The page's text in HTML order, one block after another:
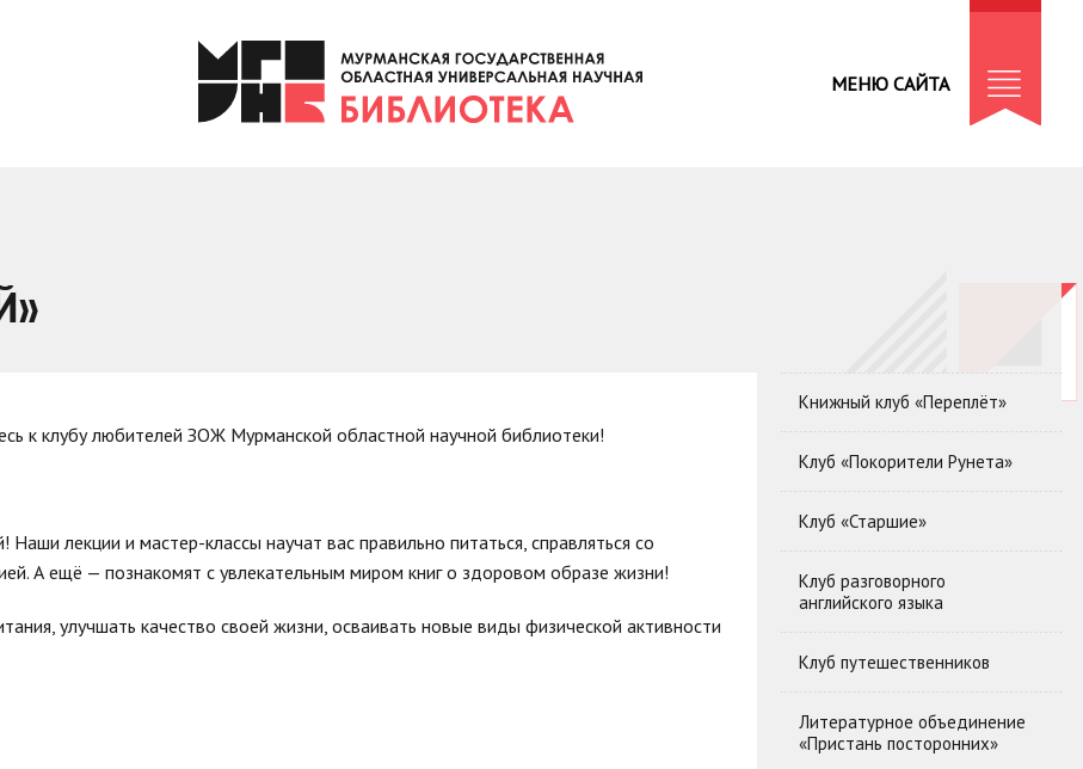
МЕНЮ САЙТА
к клубу любителей ЗОЖ Мурманской областной научной библиотеки!
лекции и мастер-классы научат вас правильно питаться, справляться со
А ещё — познакомят с увлекательным миром книг о здоровом образе жизни!
улучшать качество своей жизни, осваивать новые виды физической активности
Книжный клуб «Переплёт»
Клуб «Покорители Рунета»
Клуб «Старшие»
Клуб разговорного
английского языка
Клуб путешественников
Литературное объединение
«Пристань посторонних»